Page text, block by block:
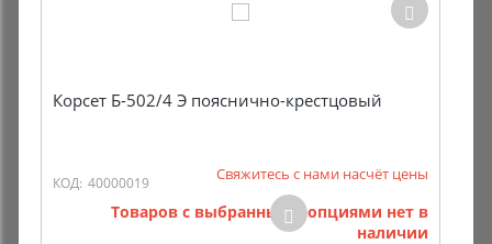
Корсет Б-502/4 Э пояснично-крестцовый
КОД: 40000019 Свяжитесь с нами насчёт цены
Товаров с выбранными опциями нет в
наличии